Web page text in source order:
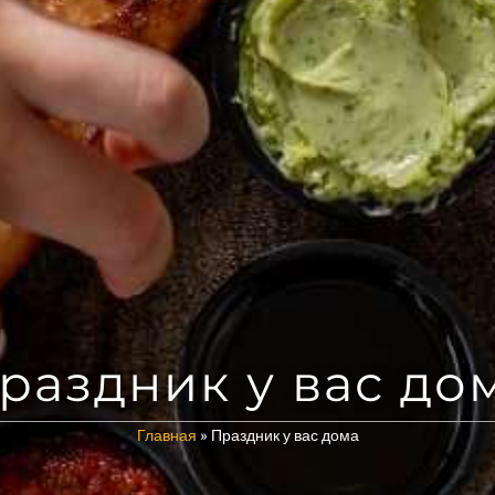
у вас
Главная » Праздник у вас дома